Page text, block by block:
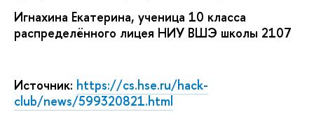
Игнахина Екатерина, ученица 10 класса
распределённого лицея НИУ ВШЭ школы 2107
Источник: https://cs.hse.ru/hack-
club/news/599320821.html